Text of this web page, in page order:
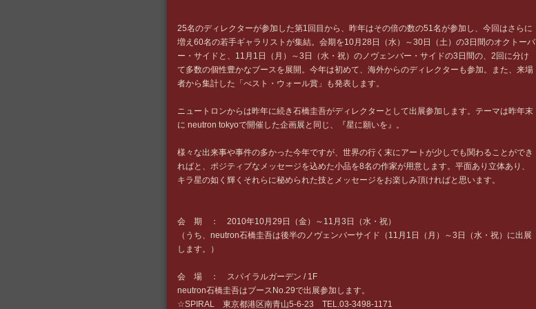
25名のディレクターが参加した第1回目から、昨年はその倍の数の51名が参加し、今回はさらに
増え60名の若手ギャラリストが集結。会期を10月28日（水）～30日（土）の3日間のオクトーバ
ー・サイドと、11月1日（月）～3日（水・祝）のノヴェンバー・サイドの3日間の、2回に分け
て多数の個性豊かなブースを展開。今年は初めて、海外からのディレクターも参加。また、来場
者から集計した「べスト・ウォール賞」も発表します。
ニュートロンからは昨年に続き石橋圭吾がディレクターとして出展参加します。テーマは昨年末
に neutron tokyoで開催した企画展と同じ、『星に願いを』。
様々な出来事や事件の多かった今年ですが、世界の行く末にアートが少しでも関わることができ
ればと、ポジティブなメッセージを込めた小品を8名の作家が用意します。平面あり立体あり、
キラ星の如く輝くそれらに秘められた技とメッセージをお楽しみ頂ければと思います。
会 期 ： 2010年10月29日（金）～11月3日（水・祝）
（うち、neutron石橋圭吾は後半のノヴェンバーサイド（11月1日（月）～3日（水・祝）に出展
します。）
会 場 ： スパイラルガーデン / 1F
neutron石橋圭吾はブースNo.29で出展参加します。
☆SPIRAL 東京都港区南青山5-6-23 TEL.03-3498-1171